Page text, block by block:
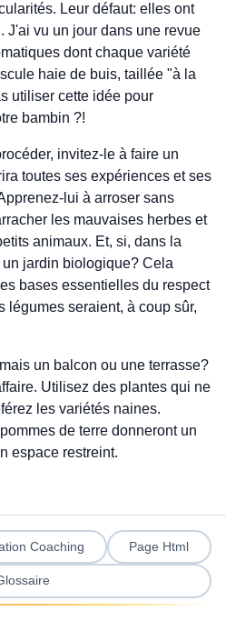
Leur défaut: elles ont
J'ai vu un jour dans une revue
dont chaque variété
haie de buis, taillée "à la
utiliser cette idée pour
bambin ?!
invitez-le à faire un
toutes ses expériences et ses
lui à arroser sans
les mauvaises herbes et
animaux. Et, si, dans la
jardin biologique? Cela
bases essentielles du respect
légumes seraient, à coup sûr,
un balcon ou une terrasse?
Utilisez des plantes qui ne
les variétés naines.
de terre donneront un
espace restreint.
Coaching Page Html